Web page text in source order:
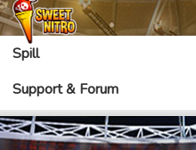
Spill
Support & Forum